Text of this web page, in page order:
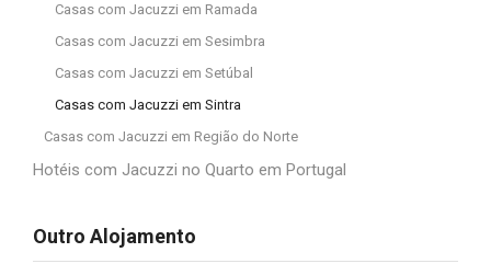
Casas com Jacuzzi em Ramada
Casas com Jacuzzi em Sesimbra
Casas com Jacuzzi em Setúbal
Casas com Jacuzzi em Sintra
Casas com Jacuzzi em Região do Norte
Hotéis com Jacuzzi no Quarto em Portugal
Outro Alojamento